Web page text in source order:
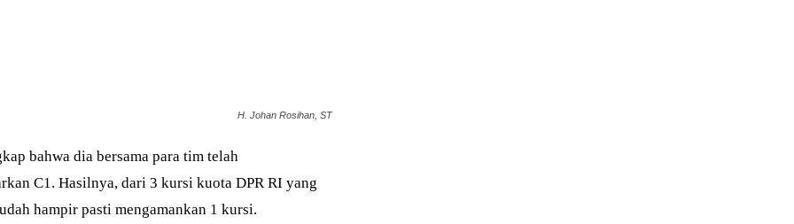
H. Johan Rosihan, ST
bahwa dia bersama para tim telah
C1. Hasilnya, dari 3 kursi kuota DPR RI yang
hampir pasti mengamankan 1 kursi.